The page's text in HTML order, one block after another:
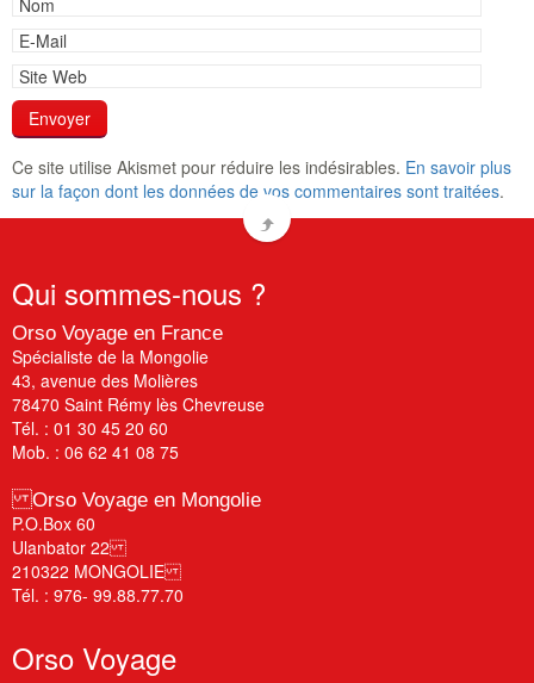
Ce site utilise Akismet pour réduire les indésirables. En savoir plus
sur la façon dont les données de vos commentaires sont traitées.
Qui sommes-nous ?
Orso Voyage en France
Spécialiste de la Mongolie
43, avenue des Molières
78470 Saint Rémy lès Chevreuse
Tél. : 01 30 45 20 60
Mob. : 06 62 41 08 75
Orso Voyage en Mongolie
P.O.Box 60
Ulanbator 22
210322 MONGOLIE
Tél. : 976- 99.88.77.70
Orso Voyage